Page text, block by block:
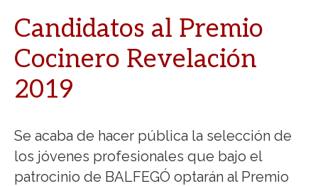
Candidatos al Premio
Cocinero Revelación
2019
Se acaba de hacer pública la selección de
los jóvenes profesionales que bajo el
patrocinio de BALFEGÓ optarán al Premio